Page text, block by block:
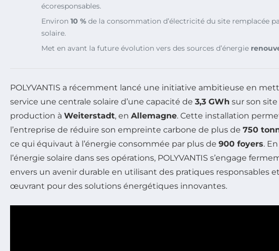
écoresponsables.
Environ 10 % de la consommation d’électricité du site remplacée
solaire.
Met en avant la future évolution vers des sources d’énergie
POLYVANTIS a récemment lancé une initiative ambitieuse en
service une centrale solaire d’une capacité de 3,3 GWh sur son site
production à Weiterstadt, en Allemagne. Cette installation
l’entreprise de réduire son empreinte carbone de plus de 750
ce qui équivaut à l’énergie consommée par plus de 900 foyers.
l’énergie solaire dans ses opérations, POLYVANTIS s’engage
envers un avenir durable en utilisant des pratiques responsables
œuvrant pour des solutions énergétiques innovantes.